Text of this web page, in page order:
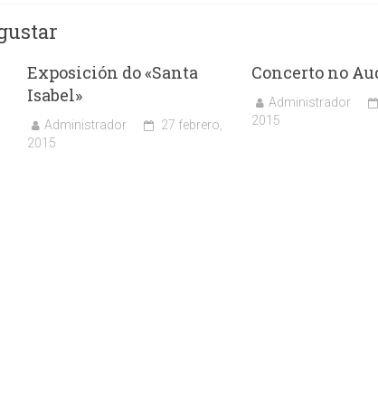
Exposición do «Santa
Isabel»
Administrador
27 febrero,
2015
Concerto no
Administrador
2015